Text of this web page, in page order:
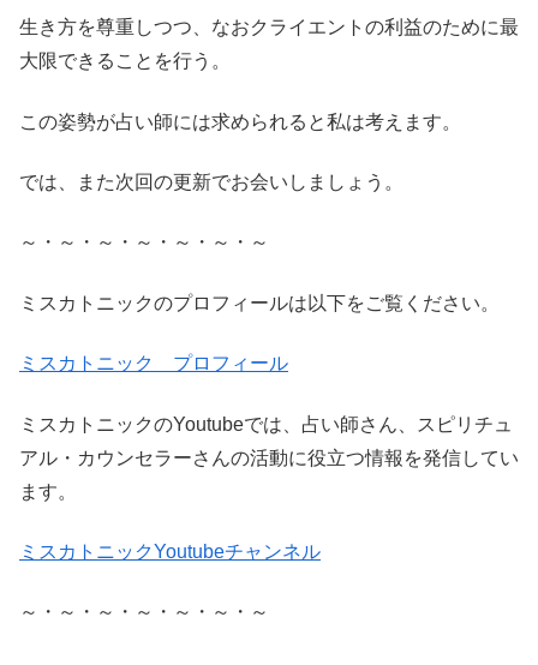
生き方を尊重しつつ、なおクライエントの利益のために最
大限できることを行う。
この姿勢が占い師には求められると私は考えます。
では、また次回の更新でお会いしましょう。
～・～・～・～・～・～・～
ミスカトニックのプロフィールは以下をご覧ください。
ミスカトニック プロフィール
ミスカトニックのYoutubeでは、占い師さん、スピリチュ
アル・カウンセラーさんの活動に役立つ情報を発信してい
ます。
ミスカトニックYoutubeチャンネル
～・～・～・～・～・～・～